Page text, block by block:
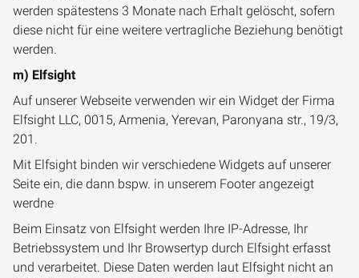
werden spätestens 3 Monate nach Erhalt gelöscht, sofern
diese nicht für eine weitere vertragliche Beziehung benötigt
werden.
m) Elfsight
Auf unserer Webseite verwenden wir ein Widget der Firma
Elfsight LLC, 0015, Armenia, Yerevan, Paronyana str., 19/3,
201.
Mit Elfsight binden wir verschiedene Widgets auf unserer
Seite ein, die dann bspw. in unserem Footer angezeigt
werdne
Beim Einsatz von Elfsight werden Ihre IP-Adresse, Ihr
Betriebssystem und Ihr Browsertyp durch Elfsight erfasst
und verarbeitet. Diese Daten werden laut Elfsight nicht an